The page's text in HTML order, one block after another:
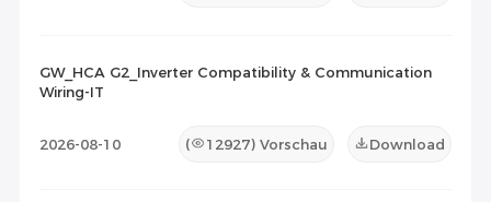
GW_HCA G2_Inverter Compatibility & Communication
Wiring-IT
2026-08-10 ( 12927) Vorschau Download